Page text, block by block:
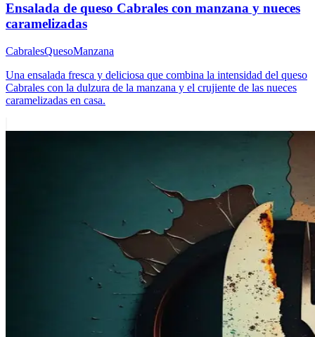
Ensalada de queso Cabrales con manzana y nueces
caramelizadas
CabralesQuesoManzana
Una ensalada fresca y deliciosa que combina la intensidad del queso
Cabrales con la dulzura de la manzana y el crujiente de las nueces
caramelizadas en casa.